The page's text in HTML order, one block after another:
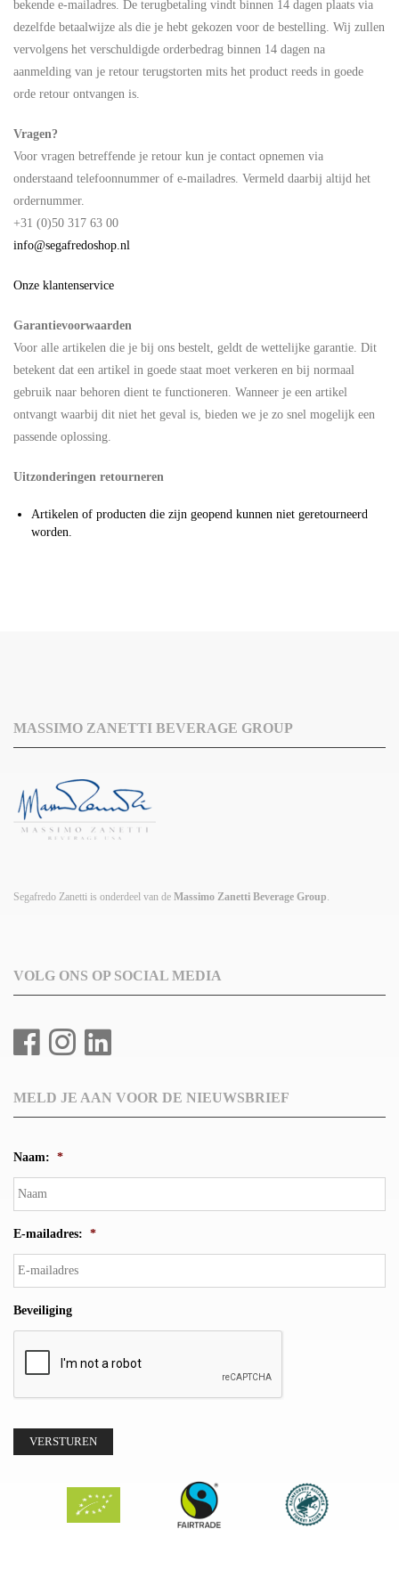
bekende e-mailadres. De terugbetaling vindt binnen 14 dagen plaats via
dezelfde betaalwijze als die je hebt gekozen voor de bestelling. Wij zullen
vervolgens het verschuldigde orderbedrag binnen 14 dagen na
aanmelding van je retour terugstorten mits het product reeds in goede
orde retour ontvangen is.
Vragen?
Voor vragen betreffende je retour kun je contact opnemen via
onderstaand telefoonnummer of e-mailadres. Vermeld daarbij altijd het
ordernummer.
+31 (0)50 317 63 00
info@segafredoshop.nl
Onze klantenservice
Garantievoorwaarden
Voor alle artikelen die je bij ons bestelt, geldt de wettelijke garantie. Dit
betekent dat een artikel in goede staat moet verkeren en bij normaal
gebruik naar behoren dient te functioneren. Wanneer je een artikel
ontvangt waarbij dit niet het geval is, bieden we je zo snel mogelijk een
passende oplossing.
Uitzonderingen retourneren
Artikelen of producten die zijn geopend kunnen niet geretourneerd
worden.
MASSIMO ZANETTI BEVERAGE GROUP
Segafredo Zanetti is onderdeel van de Massimo Zanetti Beverage Group.
VOLG ONS OP SOCIAL MEDIA
MELD JE AAN VOOR DE NIEUWSBRIEF
Naam: *
E-mailadres: *
Beveiliging
VERSTUREN